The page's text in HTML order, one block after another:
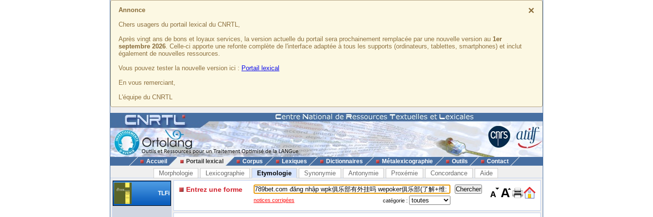
×
Annonce
Chers usagers du portail lexical du CNRTL,
Après vingt ans de bons et loyaux services, la version actuelle du portail sera prochainement remplacée par une nouvelle version au 1er
septembre 2026. Celle-ci apporte une refonte complète de l'interface adaptée à tous les supports (ordinateurs, tablettes, smartphones) et inclut
également de nouvelles ressources.
Vous pouvez tester la nouvelle version ici : Portail lexical
En vous remerciant,
L'équipe du CNRTL
Accueil Portail lexical Corpus Lexiques Dictionnaires Métalexicographie Outils Contact
Morphologie Lexicographie Etymologie Synonymie Antonymie Proxémie Concordance Aide
TLFi Entrez une forme
notices corrigées catégorie :